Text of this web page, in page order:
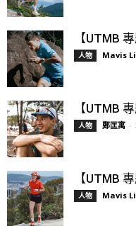
【UTMB
人物 Mavis
【UTMB
人物 鄭匡寓 -
【UTMB
人物 Mavis